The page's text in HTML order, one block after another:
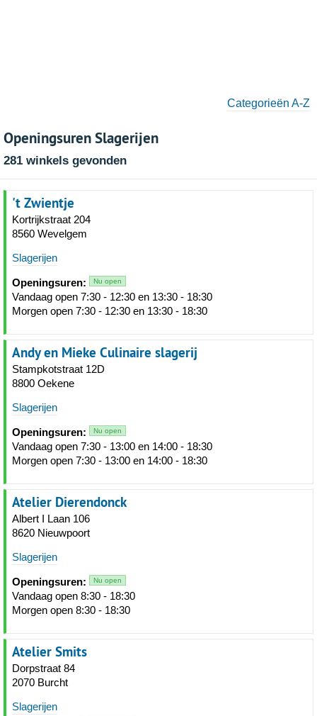
Categorieën A-Z
Openingsuren Slagerijen
281 winkels gevonden
't Zwientje
Kortrijkstraat 204
8560 Wevelgem
Slagerijen
Openingsuren: Nu open
Vandaag open 7:30 - 12:30 en 13:30 - 18:30
Morgen open 7:30 - 12:30 en 13:30 - 18:30
Andy en Mieke Culinaire slagerij
Stampkotstraat 12D
8800 Oekene
Slagerijen
Openingsuren: Nu open
Vandaag open 7:30 - 13:00 en 14:00 - 18:30
Morgen open 7:30 - 13:00 en 14:00 - 18:30
Atelier Dierendonck
Albert I Laan 106
8620 Nieuwpoort
Slagerijen
Openingsuren: Nu open
Vandaag open 8:30 - 18:30
Morgen open 8:30 - 18:30
Atelier Smits
Dorpstraat 84
2070 Burcht
Slagerijen